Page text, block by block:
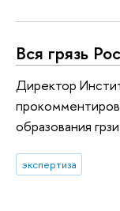
Вся грязь
Директор
образования
экспертиза